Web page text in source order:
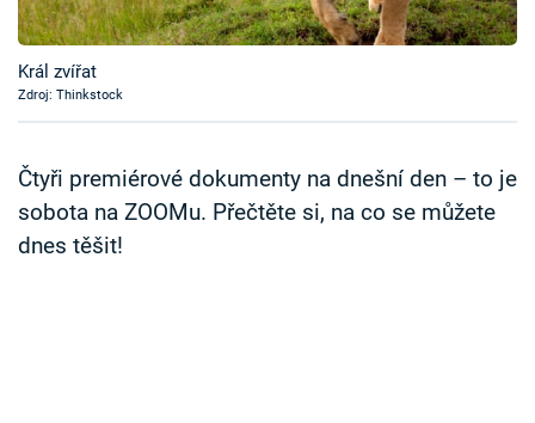
Časopis
Sledujte prima+
Sledujte nás
Král zvířat
Zdroj: Thinkstock
Čtyři premiérové dokumenty na dnešní den – to je
sobota na ZOOMu. Přečtěte si, na co se můžete
dnes těšit!